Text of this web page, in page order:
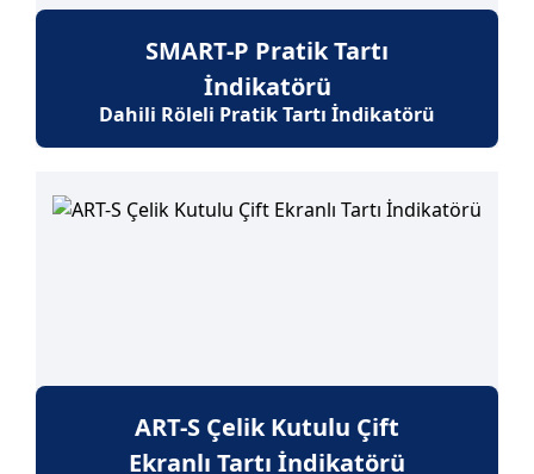
SMART-P Pratik Tartı
İndikatörü
Dahili Röleli Pratik Tartı İndikatörü
ART-S Çelik Kutulu Çift
Ekranlı Tartı İndikatörü